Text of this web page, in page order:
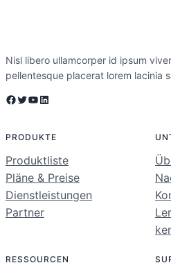
Nisl libero ullamcorper id ipsum
pellentesque placerat lorem lacinia
Facebook Twitter YouTube LinkedIn
PRODUKTE
Produktliste
Pläne & Preise
Dienstleistungen
Partner
RESSOURCEN